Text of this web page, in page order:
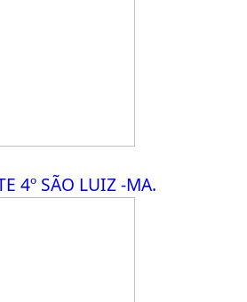
4º SÃO LUIZ -MA.